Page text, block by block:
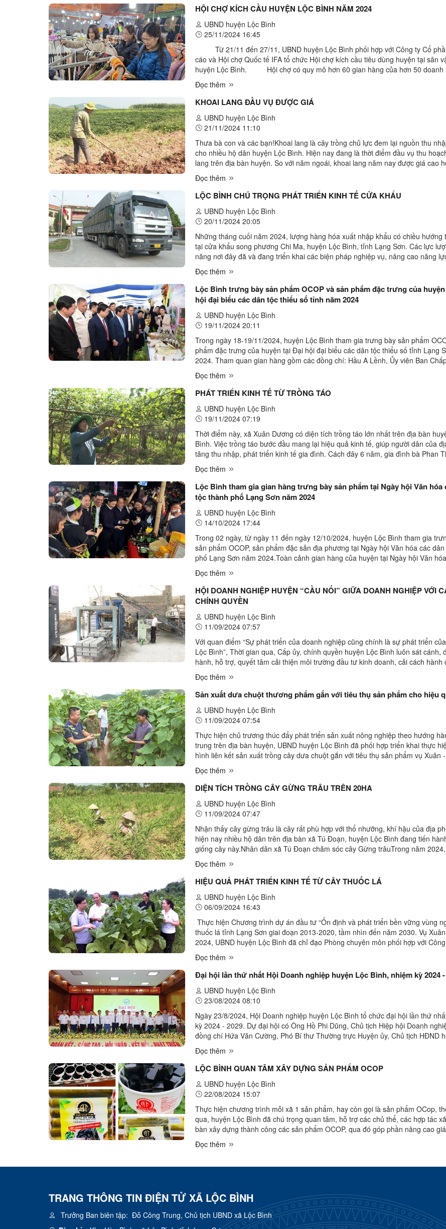
HỘI CHỢ KÍCH CẦU HUYỆN LỘC BÌNH NĂM 2024
UBND huyện Lộc Bình
25/11/2024 16:45
Từ 21/11 đến 27/11, UBND huyện Lộc Bình phối hợp với Công ty Cổ
cáo và Hội chợ Quốc tế IFA tổ chức Hội chợ kích cầu tiêu dùng huyện tại sân
huyện Lộc Bình. Hội chợ có quy mô hơn 60 gian hàng của hơn 50 doanh
Đọc thêm
KHOAI LANG ĐẦU VỤ ĐƯỢC GIÁ
UBND huyện Lộc Bình
21/11/2024 11:10
Thưa bà con và các bạn!Khoai lang là cây trồng chủ lực đem lại nguồn thu
cho nhiều hộ dân huyện Lộc Bình. Hiện nay đang là thời điểm đầu vụ thu
lang trên địa bàn huyện. So với năm ngoái, khoai lang năm nay được giá cao
Đọc thêm
LỘC BÌNH CHÚ TRỌNG PHÁT TRIỂN KINH TẾ CỬA KHẨU
UBND huyện Lộc Bình
20/11/2024 20:05
Những tháng cuối năm 2024, lượng hàng hóa xuất nhập khẩu có chiều hướng
tại cửa khẩu song phương Chi Ma, huyện Lộc Bình, tỉnh Lạng Sơn. Các lực
năng nơi đây đã và đang triển khai các biện pháp nghiệp vụ, nâng cao năng
Đọc thêm
Lộc Bình trưng bày sản phẩm OCOP và sản phẩm đặc trưng của huyện tại Đại
hội đại biểu các dân tộc thiểu số tỉnh năm 2024
UBND huyện Lộc Bình
19/11/2024 20:11
Trong ngày 18-19/11/2024, huyện Lộc Bình tham gia trưng bày sản phẩm
phẩm đặc trưng của huyện tại Đại hội đại biểu các dân tộc thiểu số tỉnh Lạng
2024. Tham quan gian hàng gồm các đồng chí: Hầu A Lềnh, Ủy viên Ban
Đọc thêm
PHÁT TRIỂN KINH TẾ TỪ TRỒNG TÁO
UBND huyện Lộc Bình
19/11/2024 07:19
Thời điểm này, xã Xuân Dương có diện tích trồng táo lớn nhất trên địa bàn
Bình. Việc trồng táo bước đầu mang lại hiệu quả kinh tế, giúp người dân của
tăng thu nhập, phát triển kinh tế gia đình. Cách đây 6 năm, gia đình bà Phan
Đọc thêm
Lộc Bình tham gia gian hàng trưng bày sản phẩm tại Ngày hội Văn hóa
tộc thành phố Lạng Sơn năm 2024
UBND huyện Lộc Bình
14/10/2024 17:44
Trong 02 ngày, từ ngày 11 đến ngày 12/10/2024, huyện Lộc Bình tham gia
sản phẩm OCOP, sản phẩm đặc sản địa phương tại Ngày hội Văn hóa các
phố Lạng Sơn năm 2024.Toàn cảnh gian hàng của huyện tại Ngày hội Văn
Đọc thêm
HỘI DOANH NGHIỆP HUYỆN “CẦU NỐI” GIỮA DOANH NGHIỆP VỚI
CHÍNH QUYỀN
UBND huyện Lộc Bình
11/09/2024 07:57
Với quan điểm “Sự phát triển của doanh nghiệp cũng chính là sự phát triển
Lộc Bình”, Thời gian qua, Cấp ủy, chính quyền huyện Lộc Bình luôn sát cánh,
hành, hỗ trợ, quyết tâm cải thiện môi trường đầu tư kinh doanh, cải cách hành
Đọc thêm
Sản xuất dưa chuột thương phẩm gắn với tiêu thụ sản phẩm cho hiệu
UBND huyện Lộc Bình
11/09/2024 07:54
Thực hiện chủ trương thúc đẩy phát triển sản xuất nông nghiệp theo hướng
trung trên địa bàn huyện, UBND huyện Lộc Bình đã phối hợp triển khai thực
hình liên kết sản xuất trồng cây dưa chuột gắn với tiêu thụ sản phẩm vụ Xuân
Đọc thêm
DIỆN TÍCH TRỒNG CÂY GỪNG TRÂU TRÊN 20HA
UBND huyện Lộc Bình
11/09/2024 07:47
Nhận thấy cây gừng trâu là cây rất phù hợp với thổ nhưỡng, khí hậu của địa
hiện nay nhiều hộ dân trên địa bàn xã Tú Đoạn, huyện Lộc Bình đang tiến
giống cây này.Nhân dân xã Tú Đoạn chăm sóc cây Gừng trâuTrong năm
Đọc thêm
HIỆU QUẢ PHÁT TRIỂN KINH TẾ TỪ CÂY THUỐC LÁ
UBND huyện Lộc Bình
06/09/2024 16:43
Thực hiện Chương trình dự án đầu tư “Ổn định và phát triển bền vững vùng
thuốc lá tỉnh Lạng Sơn giai đoạn 2013-2020, tầm nhìn đến năm 2030. Vụ
2024, UBND huyện Lộc Bình đã chỉ đạo Phòng chuyên môn phối hợp với
Đọc thêm
Đại hội lần thứ nhất Hội Doanh nghiệp huyện Lộc Bình, nhiệm kỳ 2024 -
UBND huyện Lộc Bình
23/08/2024 08:10
Ngày 23/8/2024, Hội Doanh nghiệp huyện Lộc Bình tổ chức đại hội lần thứ
kỳ 2024 - 2029. Dự đại hội có Ông Hồ Phi Dũng, Chủ tịch Hiệp hội Doanh
đồng chí Hứa Văn Cường, Phó Bí thư Thường trực Huyện ủy, Chủ tịch HĐND
Đọc thêm
LỘC BÌNH QUAN TÂM XÂY DỰNG SẢN PHẨM OCOP
UBND huyện Lộc Bình
22/08/2024 15:07
Thực hiện chương trình mỗi xã 1 sản phẩm, hay còn gọi là sản phẩm OCop,
qua, huyện Lộc Bình đã chú trọng quan tâm, hỗ trợ các chủ thể, các hợp tác
bàn xây dựng thành công các sản phẩm OCOP, qua đó góp phần nâng cao
Đọc thêm
TRANG THÔNG TIN ĐIỆN TỬ XÃ LỘC BÌNH
Trưởng Ban biên tập: Đỗ Công Trung, Chủ tịch UBND xã Lộc Bình